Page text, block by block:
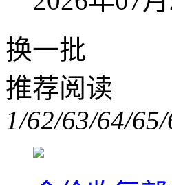
换一批
推荐阅读
1/62/63/64/6